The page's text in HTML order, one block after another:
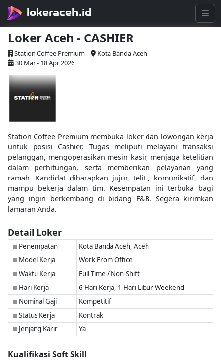
lokeraceh.id
Loker Aceh - CASHIER
Station Coffee Premium
Kota Banda Aceh
30 Mar - 18 Apr 2026
Station Coffee Premium membuka loker dan lowongan kerja
untuk posisi Cashier. Tugas meliputi melayani transaksi
pelanggan, mengoperasikan mesin kasir, menjaga ketelitian
dalam perhitungan, serta memberikan pelayanan yang
ramah. Kandidat diharapkan jujur, teliti, komunikatif, dan
mampu bekerja dalam tim. Kesempatan ini terbuka bagi
yang ingin berkembang di bidang F&B. Segera kirimkan
lamaran Anda.
Detail Loker
■ Penempatan Kota Banda Aceh, Aceh
■ Model Kerja Work From Office
■ Waktu Kerja Full Time / Non-Shift
■ Hari Kerja 6 Hari Kerja, 1 Hari Libur Weekend
■ Nominal Gaji Kompetitif
■ Status Kerja Kontrak
■ Jenjang Karir Ya
Kualifikasi Soft Skill